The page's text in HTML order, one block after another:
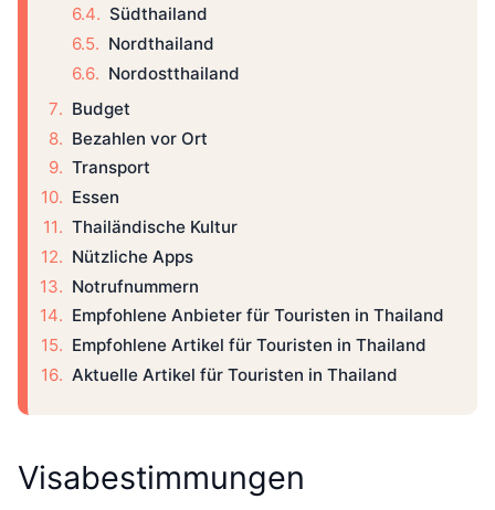
Südthailand
Nordthailand
Nordostthailand
Budget
Bezahlen vor Ort
Transport
Essen
Thailändische Kultur
Nützliche Apps
Notrufnummern
Empfohlene Anbieter für Touristen in Thailand
Empfohlene Artikel für Touristen in Thailand
Aktuelle Artikel für Touristen in Thailand
Visabestimmungen